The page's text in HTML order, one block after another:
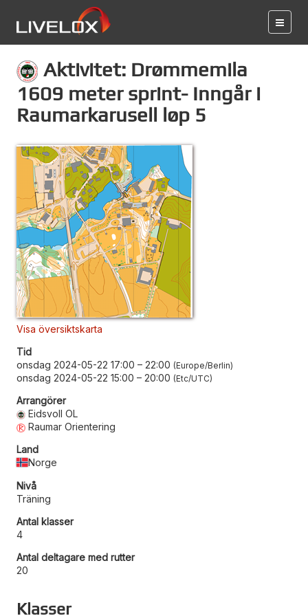
Aktivitet: Drømmemila
1609 meter sprint- Inngår i
Raumarkarusell løp 5
Visa översiktskarta
Tid
onsdag 2024-05-22 17:00 – 22:00 Europe/Berlin
onsdag 2024-05-22 15:00 – 20:00 Etc/UTC
Arrangörer
Eidsvoll OL
Raumar Orientering
Land
Norge
Nivå
Träning
Antal klasser
4
Antal deltagare med rutter
20
Klasser